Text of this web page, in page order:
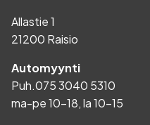
Allastie 1
21200 Raisio
Automyynti
Puh.075 3040 5310
ma-pe 10-18, la 10-15